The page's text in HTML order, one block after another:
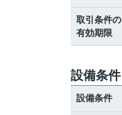
取引条件の
有効期限
設備条件
設備条件